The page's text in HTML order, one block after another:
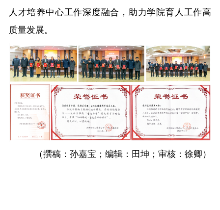
人才培养中心工作深度融合，助力学院育人工作高
质量发展。
（撰稿：孙嘉宝；编辑：田坤；审核：徐卿）